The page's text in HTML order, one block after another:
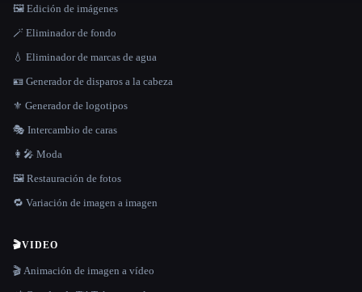
🖼️ Edición de imágenes
🪄 Eliminador de fondo
💧 Eliminador de marcas de agua
🪪 Generador de disparos a la cabeza
⚜️ Generador de logotipos
🎭 Intercambio de caras
👩‍🎤 Moda
🖼️ Restauración de fotos
🔁 Variación de imagen a imagen
🎬VIDEO
🎬 Animación de imagen a vídeo